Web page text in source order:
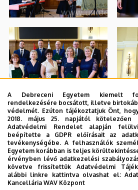
A Debreceni Egyetem kiemelt
rendelkezésére bocsátott, illetve
védelmét. Ezúton tájékoztatjuk Önt,
2018. május 25. napjától kötelezően
Adatvédelmi Rendelet alapján
beépítette a GDPR előírásait az
tevékenységébe. A felhasználók
Egyetem korábban is teljes
érvényben lévő adatkezelési
követve frissítettük Adatvédelmi
alábbi linkre kattintva olvashat el:
Kancellária WAV Központ